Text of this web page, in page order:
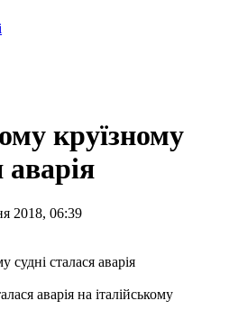
круїзному
аварія
2018, 06:39
аварія на італійському